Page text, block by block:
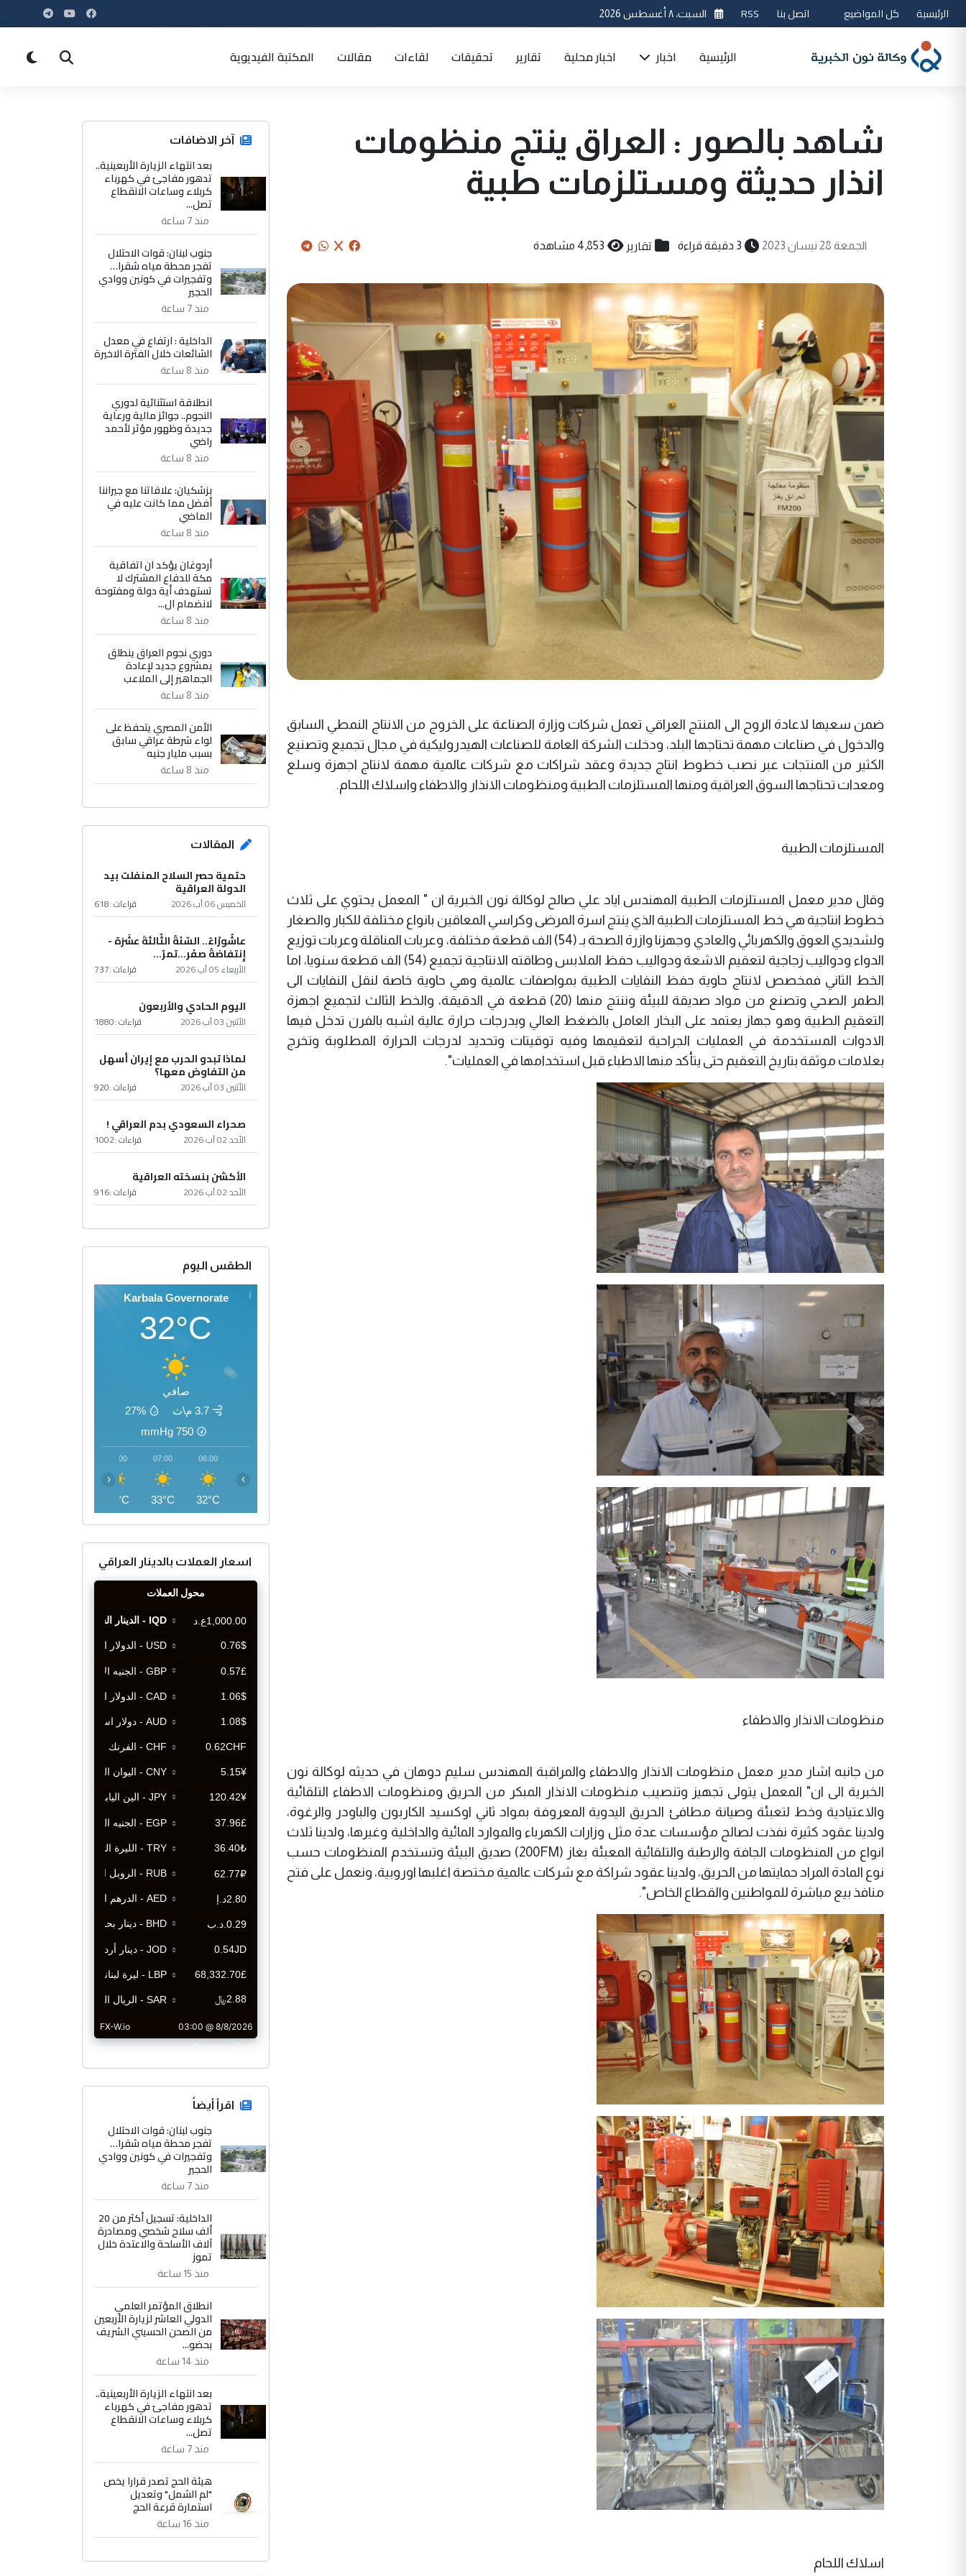
الرئيسية كل المواضيع اتصل بنا RSS السبت، ٨ أغسطس 2026
الرئيسية اخبار اخبار محلية تقارير تحقيقات لقاءات مقالات المكتبة الفيديوية
شاهد بالصور : العراق ينتج منظومات
انذار حديثة ومستلزمات طبية
الجمعة 28 نيسان 2023 3 دقيقة قراءة تقارير 4,853 مشاهدة
ضمن سعيها لاعادة الروح الى المنتج العراقي تعمل شركات وزارة الصناعة على الخروج من الانتاج النمطي السابق
والدخول في صناعات مهمة تحتاجها البلد، ودخلت الشركة العامة للصناعات الهيدروليكية في مجال تجميع وتصنيع
الكثير من المنتجات عبر نصب خطوط انتاج جديدة وعقد شراكات مع شركات عالمية مهمة لانتاج اجهزة وسلع
ومعدات تحتاجها السوق العراقية ومنها المستلزمات الطبية ومنظومات الانذار والاطفاء واسلاك اللحام.
المستلزمات الطبية
وقال مدير معمل المستلزمات الطبية المهندس اياد علي صالح لوكالة نون الخبرية ان " المعمل يحتوي على ثلاث
خطوط انتاجية هي خط المستلزمات الطبية الذي ينتج اسرة المرضى وكراسي المعاقين بانواع مختلفة للكبار والصغار
ولشديدي العوق والكهربائي والعادي وجهزنا وازرة الصحة بـ (54) الف قطعة مختلفة، وعربات المناقلة وعربات توزيع
الدواء ودواليب زجاجية لتعقيم الاشعة ودواليب حفظ الملابس وطاقته الانتاجية تجميع (54) الف قطعة سنويا، اما
الخط الثاني فمخصص لانتاج حاوية حفظ النفايات الطبية بمواصفات عالمية وهي حاوية خاصة لنقل النفايات الى
الطمر الصحي وتصنع من مواد صديقة للبيئة وننتج منها (20) قطعة في الدقيقة، والخط الثالث لتجميع اجهزة
التعقيم الطبية وهو جهاز يعتمد على البخار العامل بالضغط العالي وبدرجات حرارة عالية اشبه بالفرن تدخل فيها
الادوات المستخدمة في العمليات الجراحية لتعقيمها وفيه توقيتات وتحديد لدرجات الحرارة المطلوبة وتخرج
بعلامات موثقة بتاريخ التعقيم حتى يتأكد منها الاطباء قبل استخدامها في العمليات".
منظومات الانذار والاطفاء
من جانبه اشار مدير معمل منظومات الانذار والاطفاء والمراقبة المهندس سليم دوهان في حديثه لوكالة نون
الخبرية الى ان" المعمل يتولى تجهيز وتنصيب منظومات الانذار المبكر من الحريق ومنظومات الاطفاء التلقائية
والاعتيادية وخط لتعبئة وصيانة مطافئ الحريق اليدوية المعروفة بمواد ثاني اوكسيد الكاربون والباودر والرغوة،
ولدينا عقود كثيرة نفذت لصالح مؤسسات عدة مثل وزارات الكهرباء والموارد المائية والداخلية وغيرها، ولدينا ثلاث
انواع من المنظومات الجافة والرطبة والتلقائية المعبئة بغاز (200FM) صديق البيئة وتستخدم المنظومات حسب
نوع المادة المراد حمايتها من الحريق، ولدينا عقود شراكة مع شركات عالمية مختصة اغلبها اوروبية، ونعمل على فتح
منافذ بيع مباشرة للمواطنين والقطاع الخاص".
اسلاك اللحام
آخر الاضافات
بعد انتهاء الزيارة الأربعينية..
تدهور مفاجئ في كهرباء
كربلاء وساعات الانقطاع
تصل...
منذ 7 ساعة
جنوب لبنان: قوات الاحتلال
تفجر محطة مياه شقرا…
وتفجيرات في كونين ووادي
الحجير
منذ 7 ساعة
الداخلية : ارتفاع في معدل
الشائعات خلال الفترة الاخيرة
منذ 8 ساعة
انطلاقة استثنائية لدوري
النجوم.. جوائز مالية ورعاية
جديدة وظهور مؤثر لأحمد
راضي
منذ 8 ساعة
بزشكيان: علاقاتنا مع جيراننا
أفضل مما كانت عليه في
الماضي
منذ 8 ساعة
أردوغان يؤكد ان اتفاقية
مكة للدفاع المشترك لا
تستهدف أية دولة ومفتوحة
لانضمام ال...
منذ 8 ساعة
دوري نجوم العراق ينطلق
بمشروع جديد لإعادة
الجماهير إلى الملاعب
منذ 8 ساعة
الأمن المصري يتحفظ على
لواء شرطة عراقي سابق
بسبب مليار جنيه
منذ 8 ساعة
المقالات
حتمية حصر السلاح المنفلت بيد
الدولة العراقية
الخميس 06 آب 2026 قراءات :618
عاشُورْاءُ.. السّنَةُ الثّالثةَ عشَرَة -
إِنتفاضةُ صفَر…تمرّ...
الأربعاء 05 آب 2026 قراءات :737
اليوم الحادي والأربعون
الأثنين 03 آب 2026 قراءات :1880
لماذا تبدو الحرب مع إيران أسهل
من التفاوض معها؟
الأثنين 03 آب 2026 قراءات :920
صحراء السعودي بدم العراقي !
الأحد 02 آب 2026 قراءات :1002
الأكشن بنسخته العراقية
الأحد 02 آب 2026 قراءات :916
الطقس اليوم
Karbala Governorate
32°C
صافي
3.7 م\ث
27%
750
mmHg
06:00
32°C
07:00
33°C
08:00
36°C
‹ ›
اسعار العملات بالدينار العراقي
CurrencyRate
اقرأ أيضاً
جنوب لبنان: قوات الاحتلال
تفجر محطة مياه شقرا…
وتفجيرات في كونين ووادي
الحجير
منذ 7 ساعة
الداخلية: تسجيل أكثر من 20
ألف سلاح شخصي ومصادرة
آلاف الأسلحة والاعتدة خلال
تموز
منذ 15 ساعة
انطلاق المؤتمر العلمي
الدولي العاشر لزيارة الأربعين
من الصحن الحسيني الشريف
بحضو...
منذ 14 ساعة
بعد انتهاء الزيارة الأربعينية..
تدهور مفاجئ في كهرباء
كربلاء وساعات الانقطاع
تصل...
منذ 7 ساعة
هيئة الحج تصدر قرارا يخص
"لم الشمل" وتعديل
استمارة قرعة الحج
منذ 16 ساعة